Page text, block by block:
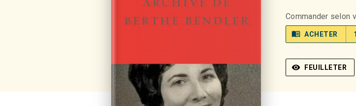
Commander selon
menu_book ACHETER
visibility FEUILLETER